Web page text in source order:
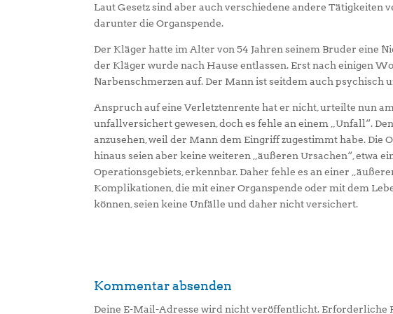
Laut Gesetz sind aber auch verschiedene andere Tätigkeiten
darunter die Organspende.
Der Kläger hatte im Alter von 54 Jahren seinem Bruder eine
der Kläger wurde nach Hause entlassen. Erst nach einigen
Narbenschmerzen auf. Der Mann ist seitdem auch psychisch
Anspruch auf eine Verletztenrente hat er nicht, urteilte nun
unfallversichert gewesen, doch es fehle an einem „Unfall“.
anzusehen, weil der Mann dem Eingriff zugestimmt habe. Die
hinaus seien aber keine weiteren „äußeren Ursachen“, etwa
Operationsgebiets, erkennbar. Daher fehle es an einer
Komplikationen, die mit einer Organspende oder mit dem
können, seien keine Unfälle und daher nicht versichert.
Kommentar absenden
Deine E-Mail-Adresse wird nicht veröffentlicht. Erforderliche